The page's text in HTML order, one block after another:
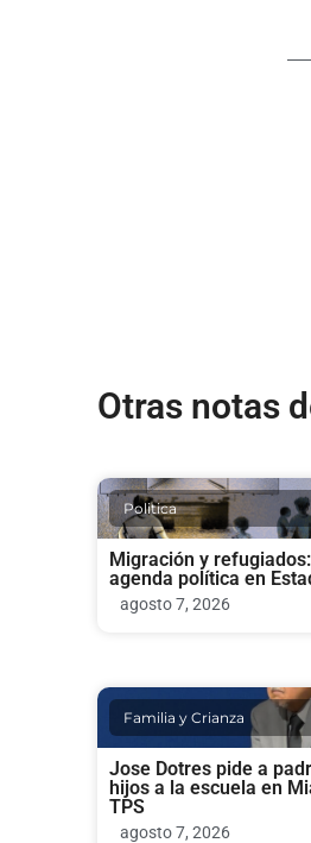
Otras notas
Politica
Migración y
agenda política en
agosto 7, 2026
Familia y Crianza
Jose Dotres pide a
hijos a la escuela en
TPS
agosto 7, 2026